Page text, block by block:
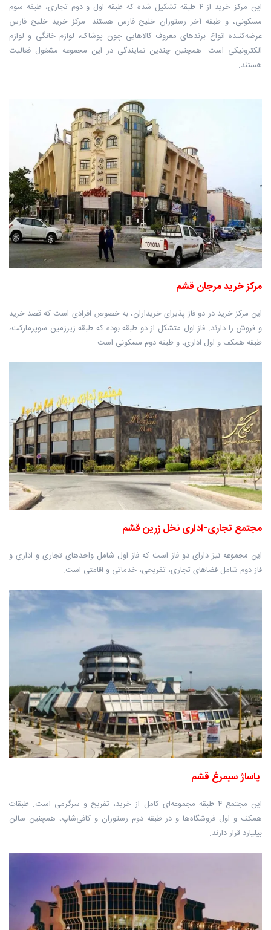
این مرکز خرید از ۴ طبقه تشکیل شده که طبقه اول و دوم تجاری، طبقه سوم
مسکونی، و طبقه آخر رستوران‌ خلیج فارس هستند. مرکز خرید خلیج فارس
عرضه‌کننده انواع برندهای معروف کالاهایی چون پوشاک، لوازم خانگی و لوازم
الکترونیکی است. همچنین چندین نمایندگی در این مجموعه مشغول فعالیت
هستند.
مرکز خرید مرجان قشم
این مرکز خرید در دو فاز پذیرای خریداران، به خصوص افرادی است که قصد خرید
و فروش را دارند. فاز اول متشکل از دو طبقه بوده که طبقه زیرزمین سوپرمارکت،
طبقه همکف و اول اداری، و طبقه دوم مسکونی است.
مجتمع تجاری-اداری نخل زرین قشم
این مجموعه نیز دارای دو فاز است که فاز اول شامل واحدهای تجاری و اداری و
فاز دوم شامل فضاهای تجاری، تفریحی، خدماتی و اقامتی است.
پاساژ سیمرغ قشم
این مجتمع ۴ طبقه مجموعه‌ای کامل از خرید، تفریح و سرگرمی است. طبقات
همکف و اول فروشگاه‌ها و در طبقه دوم رستوران و کافی‌شاپ، همچنین سالن
بیلیارد قرار دارند.